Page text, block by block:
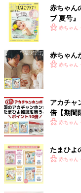
赤ちゃん
ブ 夏号
く！ お
赤ちゃん
赤ちゃん
赤ちゃん
アカチャ
倍【期間
赤ちゃん
たまひよ
赤ちゃん